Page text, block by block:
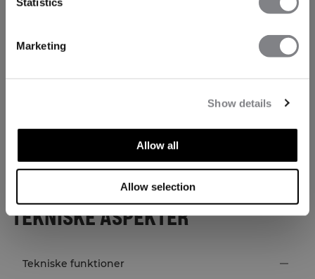
Marketing
Show details
Allow all
Allow selection
TEKNISKE ASPEKTER
Tekniske funktioner